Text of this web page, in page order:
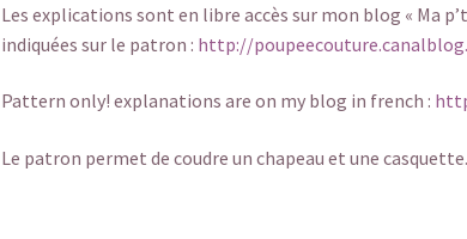
Les explications sont en libre accès sur mon blog « Ma
indiquées sur le patron : http://
Pattern only! explanations are on my blog in french :
Le patron permet de coudre un chapeau et une casquette.